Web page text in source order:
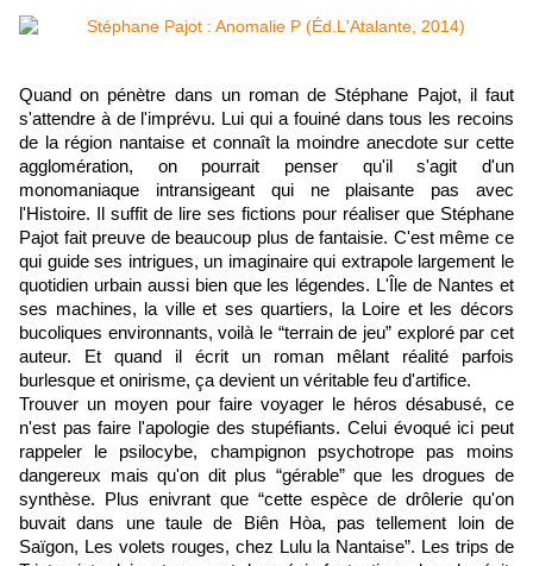
Quand on pénètre dans un roman de Stéphane Pajot, il faut
s'attendre à de l'imprévu. Lui qui a fouiné dans tous les recoins
de la région nantaise et connaît la moindre anecdote sur cette
agglomération, on pourrait penser qu'il s'agit d'un
monomaniaque intransigeant qui ne plaisante pas avec
l'Histoire. Il suffit de lire ses fictions pour réaliser que Stéphane
Pajot fait preuve de beaucoup plus de fantaisie. C'est même ce
qui guide ses intrigues, un imaginaire qui extrapole largement le
quotidien urbain aussi bien que les légendes. L'Île de Nantes et
ses machines, la ville et ses quartiers, la Loire et les décors
bucoliques environnants, voilà le “terrain de jeu” exploré par cet
auteur. Et quand il écrit un roman mêlant réalité parfois
burlesque et onirisme, ça devient un véritable feu d'artifice.
Trouver un moyen pour faire voyager le héros désabusé, ce
n'est pas faire l'apologie des stupéfiants. Celui évoqué ici peut
rappeler le psilocybe, champignon psychotrope pas moins
dangereux mais qu'on dit plus “gérable” que les drogues de
synthèse. Plus enivrant que “cette espèce de drôlerie qu'on
buvait dans une taule de Biên Hòa, pas tellement loin de
Saïgon, Les volets rouges, chez Lulu la Nantaise”. Les trips de